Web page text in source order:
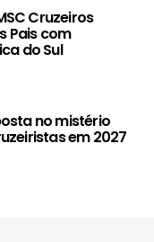
Cruzeiros
Pais com
do Sul
no mistério
em 2027